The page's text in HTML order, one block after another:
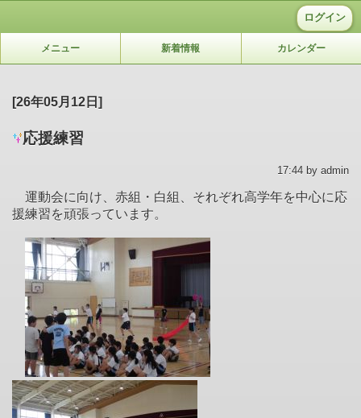
ログイン
メニュー 新着情報 カレンダー
[26年05月12日]
応援練習
17:44 by admin
運動会に向け、赤組・白組、それぞれ高学年を中心に応
援練習を頑張っています。